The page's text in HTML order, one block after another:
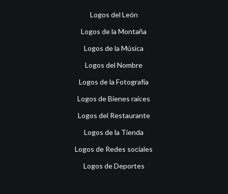
Logos del León
Logos de la Montaña
Logos de la Música
Logos del Nombre
Logos de la Fotografía
Logos de Bienes raíces
Logos del Restaurante
Logos de la Tienda
Logos de Redes sociales
Logos de Deportes